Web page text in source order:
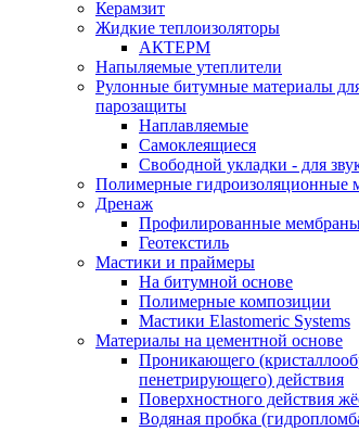
Керамзит
Жидкие теплоизоляторы
АКТЕРМ
Напыляемые утеплители
Рулонные битумные материалы
парозащиты
Наплавляемые
Самоклеящиеся
Свободной укладки - для
Полимерные гидроизоляционные
Дренаж
Профилированные
Геотекстиль
Мастики и праймеры
На битумной основе
Полимерные композиции
Мастики Elastomeric Systems
Материалы на цементной основе
Проникающего
пенетрирующего) действия
Поверхностного действия
Водяная пробка